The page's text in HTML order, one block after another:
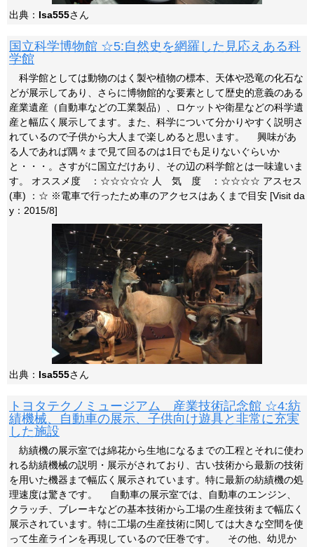
出典： Isa555さん
国立科学博物館 ☆5:自然史を網羅した見応えある科
学館
科学館としては動物のはく製や植物の標本、天体や恐竜の化石な
どが展示してあり、さらに博物館的な要素として歴史的意義のある
産業遺産（自動車などの工業製品）、ロケットや衛星などの科学遺
産と幅広く展示してます。また、科学について分かりやすく説明さ
れているので子供から大人まで楽しめると思います。 興味があ
る人であれば隅々まで見て回るのは1日でも足りないぐらいか
と・・・。さすがに国立だけあり、その辺の科学館とは一味違いま
す。 オススメ度 ：☆☆☆☆☆ 人 気 度 ：☆☆☆☆ アスセス
(車) ：☆ ※電車で行ったため車のアクセスはあくまで目安 [Visit da
y：2015/8]
出典： Isa555さん
トヨタテクノミュージアム 産業技術記念館 ☆4:紡
績機械、自動車の展示、子供向け遊具と非常に充実
した施設
紡績機の展示室では綿花から生地になるまでの工程とそれに使わ
れる紡績機械の説明・展示がされており、古い技術から最新の技術
を用いた機器まで幅広く展示されています。特に最新の紡績機の処
理速度は驚きです。 自動車の展示室では、自動車のエンジン、
クラッチ、ブレーキなどの基本技術から工場の生産技術まで幅広く
展示されています。特に工場の生産技術に関しては大きな空間を使
って生産ラインを再現しているので圧巻です。 その他、幼児か